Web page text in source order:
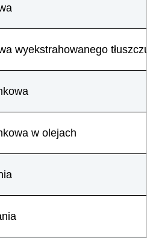
wyekstrahowanego tłuszczu
w olejach